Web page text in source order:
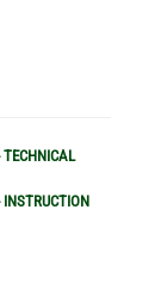
TECHNICAL